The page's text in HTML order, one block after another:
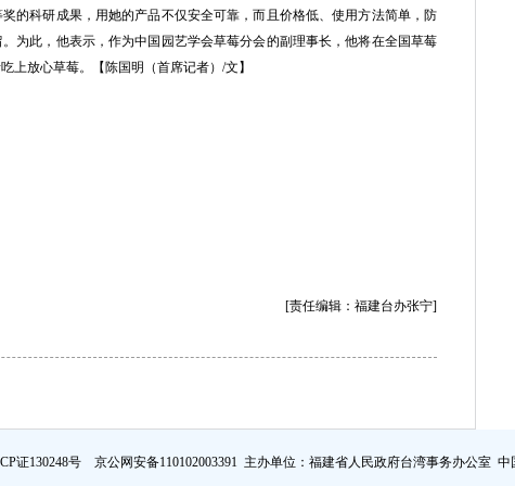
的科研成果，用她的产品不仅安全可靠，而且价格低、使用方法简单，防
为此，他表示，作为中国园艺学会草莓分会的副理事长，他将在全国草莓
上放心草莓。【陈国明（首席记者）/文】
[责任编辑：福建台办张宁]
证130248号 京公网安备110102003391 主办单位：福建省人民政府台湾事务办公室 中